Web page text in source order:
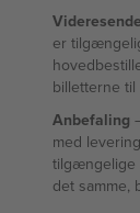
er
billetterne
Anbefaling
med
tilgængelige
det samme,